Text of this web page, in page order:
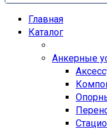
Главная
Каталог
Анкерные